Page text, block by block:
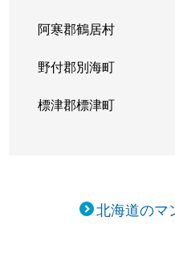
阿寒郡鶴居村
野付郡別海町
標津郡標津町
北海道のマ